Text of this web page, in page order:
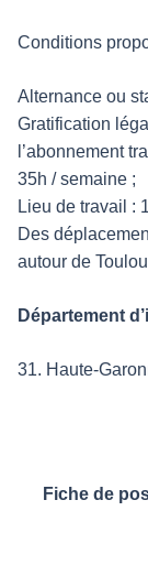
Conditions
Alternance ou
Gratification
l’abonnement
35h / semaine ;
Lieu de travail :
Des
autour de
Département
31. Haute-
Fiche de